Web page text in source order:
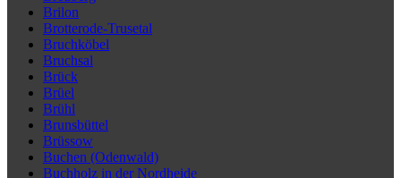
Brilon
Brotterode-Trusetal
Bruchköbel
Bruchsal
Brück
Brüel
Brühl
Brunsbüttel
Brüssow
Buchen (Odenwald)
Buchholz in der Nordheide